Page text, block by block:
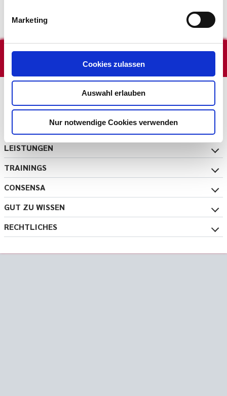
Marketing
Cookies zulassen
Auswahl erlauben
Nur notwendige Cookies verwenden
NEWSLETTER
ANFRAGE
JOBS
LEISTUNGEN
TRAININGS
CONSENSA
GUT ZU WISSEN
RECHTLICHES